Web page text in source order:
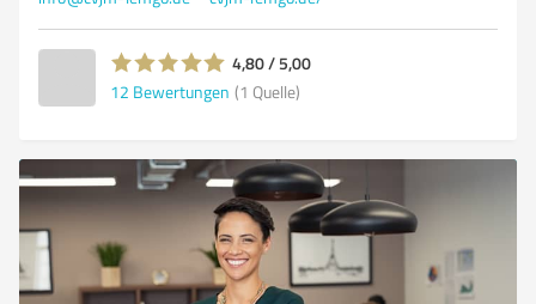
4,80 / 5,00
12 Bewertungen (1 Quelle)